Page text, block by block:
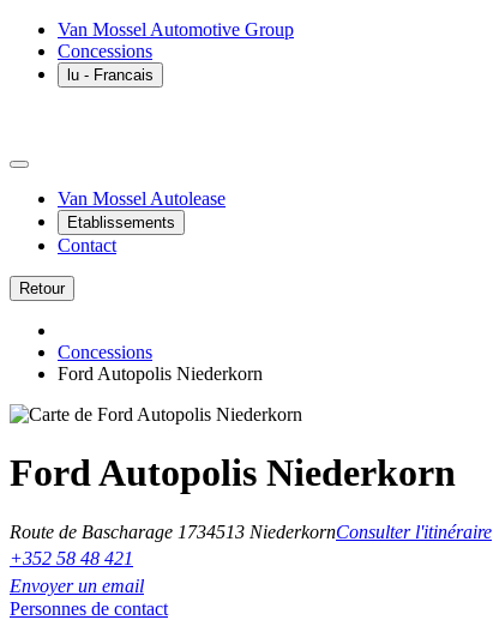
Van Mossel Automotive Group
Concessions
lu - Francais
Van Mossel Autolease
Etablissements
Contact
Retour
Concessions
Ford Autopolis Niederkorn
Ford Autopolis Niederkorn
Route de Bascharage 1734513 NiederkornConsulter l'itinéraire
+352 58 48 421
Envoyer un email
Personnes de contact